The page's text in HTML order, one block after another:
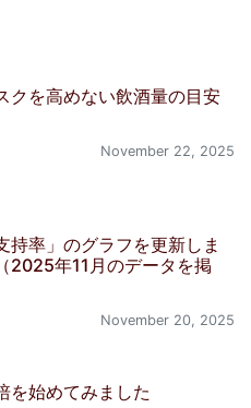
クを高めない飲酒量の目安
November 22, 2025
持率」のグラフを更新しま
2025年11月のデータを掲
November 20, 2025
を始めてみました